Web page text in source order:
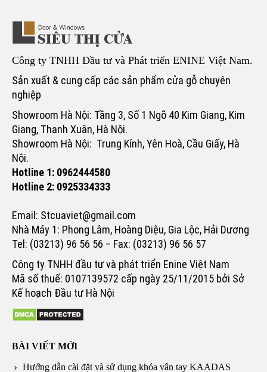
Công ty TNHH Đầu tư và Phát triển ENINE Việt Nam.
Sản xuất & cung cấp các sản phẩm cửa gỗ chuyên
nghiệp
Showroom Hà Nội: Tầng 3, Số 1 Ngõ 40 Kim Giang, Kim
Giang, Thanh Xuân, Hà Nội.
Showroom Hà Nội: Trung Kính, Yên Hoà, Cầu Giấy, Hà
Nội.
Hotline 1: 0962444580
Hotline 2: 0925334333
Email: Stcuaviet@gmail.com
Nhà Máy 1: Phong Lâm, Hoàng Diệu, Gia Lộc, Hải Dương
Tel: (03213) 96 56 56 – Fax: (03213) 96 56 57
Công ty TNHH đầu tư và phát triển Enine Việt Nam
Mã số thuế: 0107139572 cấp ngày 25/11/2015 bởi Sở
Kế hoạch Đầu tư Hà Nội
BÀI VIẾT MỚI
Hướng dẫn cài đặt và sử dụng khóa vân tay KAADAS